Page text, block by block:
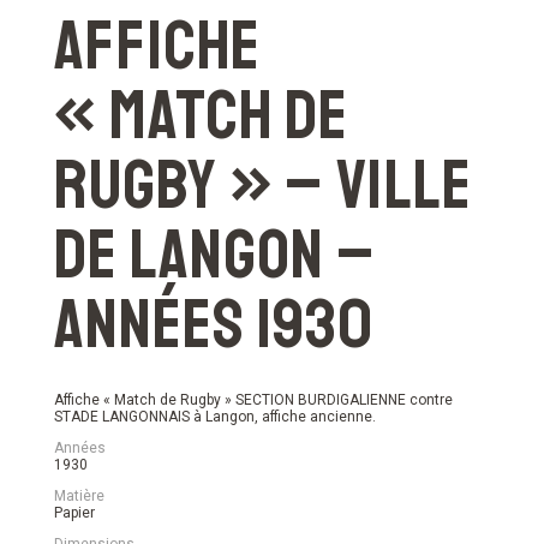
Affiche
« Match de
Rugby » – Ville
de Langon –
Années 1930
Affiche « Match de Rugby » SECTION BURDIGALIENNE contre
STADE LANGONNAIS à Langon, affiche ancienne.
Années
1930
Matière
Papier